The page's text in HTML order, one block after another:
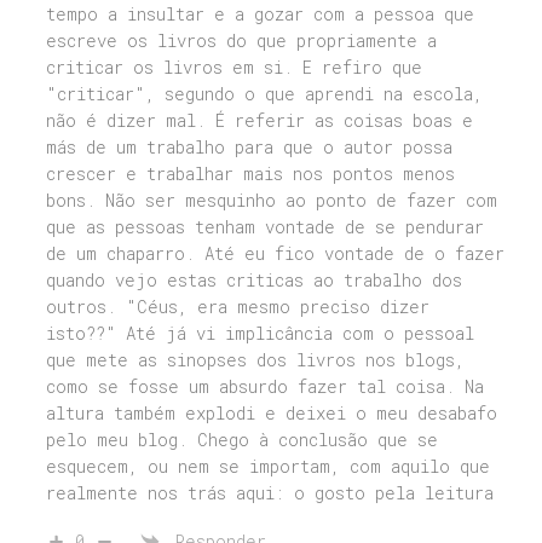
tempo a insultar e a gozar com a pessoa que
escreve os livros do que propriamente a
criticar os livros em si. E refiro que
"criticar", segundo o que aprendi na escola,
não é dizer mal. É referir as coisas boas e
más de um trabalho para que o autor possa
crescer e trabalhar mais nos pontos menos
bons. Não ser mesquinho ao ponto de fazer com
que as pessoas tenham vontade de se pendurar
de um chaparro. Até eu fico vontade de o fazer
quando vejo estas criticas ao trabalho dos
outros. "Céus, era mesmo preciso dizer
isto??" Até já vi implicância com o pessoal
que mete as sinopses dos livros nos blogs,
como se fosse um absurdo fazer tal coisa. Na
altura também explodi e deixei o meu desabafo
pelo meu blog. Chego à conclusão que se
esquecem, ou nem se importam, com aquilo que
realmente nos trás aqui: o gosto pela leitura